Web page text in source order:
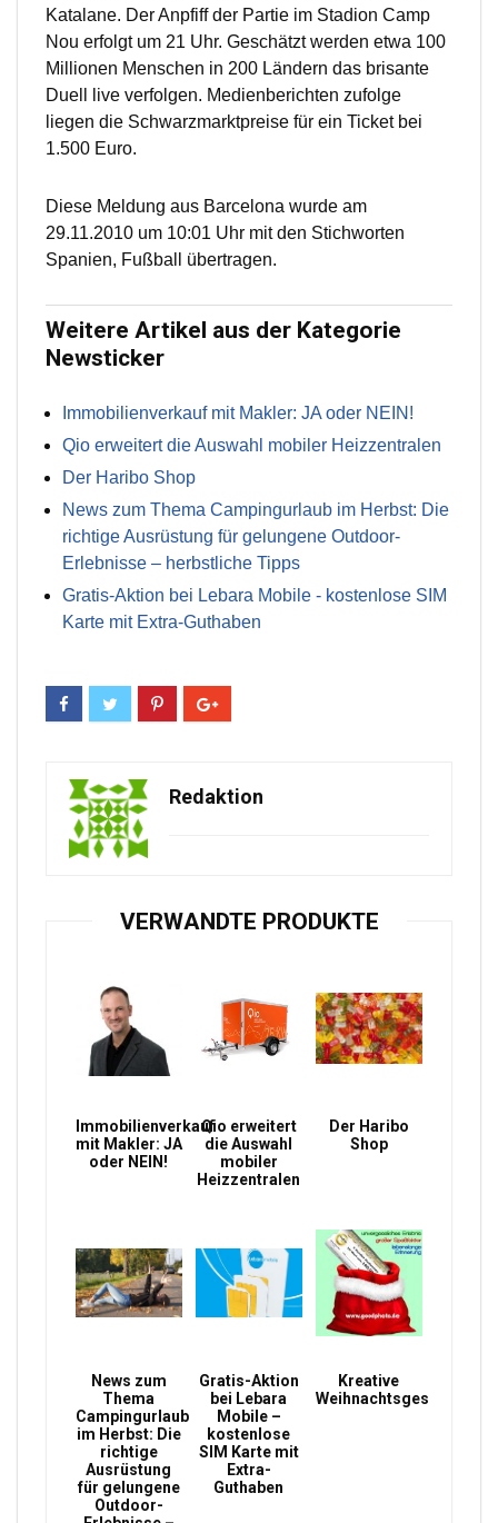
Katalane. Der Anpfiff der Partie im Stadion Camp
Nou erfolgt um 21 Uhr. Geschätzt werden etwa 100
Millionen Menschen in 200 Ländern das brisante
Duell live verfolgen. Medienberichten zufolge
liegen die Schwarzmarktpreise für ein Ticket bei
1.500 Euro.
Diese Meldung aus Barcelona wurde am
29.11.2010 um 10:01 Uhr mit den Stichworten
Spanien, Fußball übertragen.
Weitere Artikel aus der Kategorie
Newsticker
Immobilienverkauf mit Makler: JA oder NEIN!
Qio erweitert die Auswahl mobiler Heizzentralen
Der Haribo Shop
News zum Thema Campingurlaub im Herbst: Die
richtige Ausrüstung für gelungene Outdoor-
Erlebnisse – herbstliche Tipps
Gratis-Aktion bei Lebara Mobile - kostenlose SIM
Karte mit Extra-Guthaben
Redaktion
VERWANDTE PRODUKTE
Immobilienverkauf
mit Makler: JA
oder NEIN!
Qio erweitert
die Auswahl
mobiler
Heizzentralen
Der Haribo
Shop
News zum
Thema
Campingurlaub
im Herbst: Die
richtige
Ausrüstung
für gelungene
Outdoor-
Gratis-Aktion
bei Lebara
Mobile –
kostenlose
SIM Karte mit
Extra-
Guthaben
Kreative
Weihnachtsgeschenke